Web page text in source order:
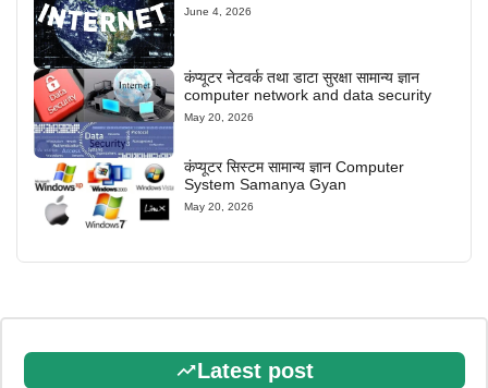
June 4, 2026
कंप्यूटर नेटवर्क तथा डाटा सुरक्षा सामान्य ज्ञान
computer network and data security
May 20, 2026
कंप्यूटर सिस्टम सामान्य ज्ञान Computer
System Samanya Gyan
May 20, 2026
Latest post